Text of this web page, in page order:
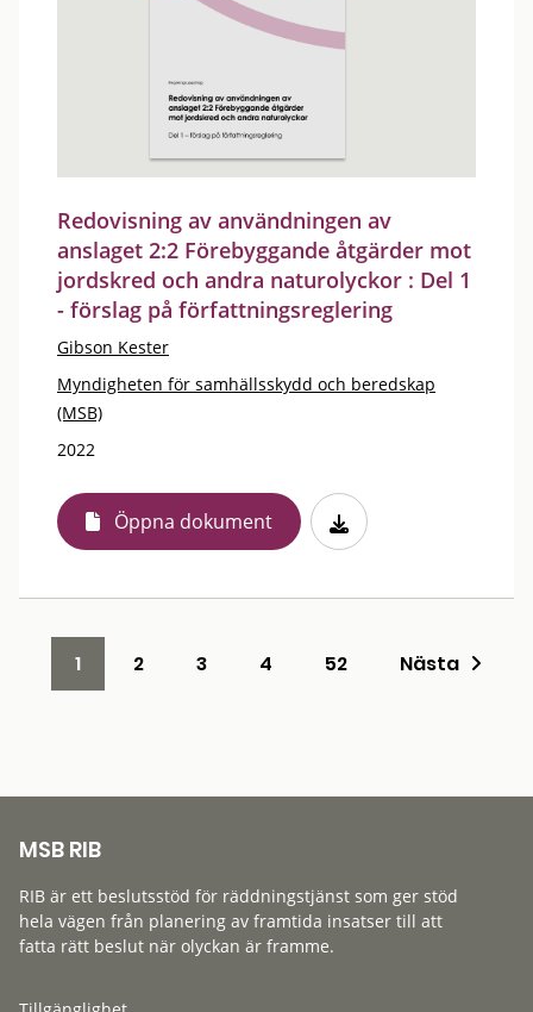
Redovisning av användningen av
anslaget 2:2 Förebyggande åtgärder mot
jordskred och andra naturolyckor : Del 1
- förslag på författningsreglering
Gibson Kester
Myndigheten för samhällsskydd och beredskap
(MSB)
2022
Öppna dokument
1 2 3 4 52 Nästa
MSB RIB
RIB är ett beslutsstöd för räddningstjänst som ger stöd
hela vägen från planering av framtida insatser till att
fatta rätt beslut när olyckan är framme.